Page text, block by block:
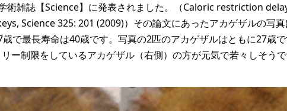
術雑誌【Science】に発表されました。（Caloric restriction
Science 325: 201 (2009)）その論文にあったアカゲザルの写真
で最長寿命は40歳です。写真の2匹のアカゲザルはともに27歳
ー制限をしているアカゲザル（右側）の方が元気で若々しそうで